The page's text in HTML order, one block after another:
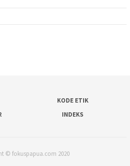
KODE ETIK
INDEKS
© fokuspapua.com 2020